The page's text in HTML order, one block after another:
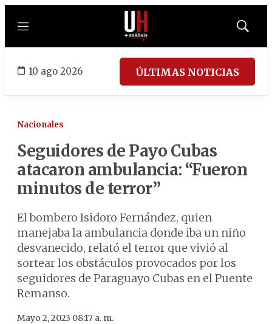
Menú
Mostrar
10 ago 2026 ÚLTIMAS NOTICIAS
Nacionales
Seguidores de Payo Cubas
atacaron ambulancia: “Fueron
minutos de terror”
El bombero Isidoro Fernández, quien
manejaba la ambulancia donde iba un niño
desvanecido, relató el terror que vivió al
sortear los obstáculos provocados por los
seguidores de Paraguayo Cubas en el Puente
Remanso.
Mayo 2, 2023 08:17 a. m.